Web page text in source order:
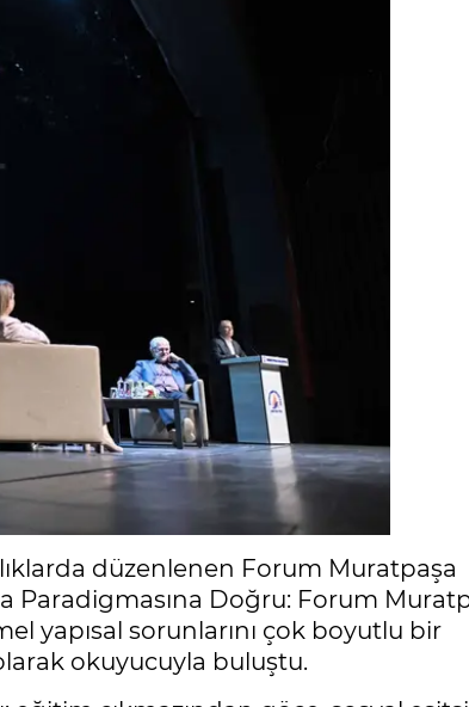
düzenlenen Forum Muratpaşa
Paradigmasına Doğru: Forum
yapısal sorunlarını çok boyutlu bir
okuyucuyla buluştu.